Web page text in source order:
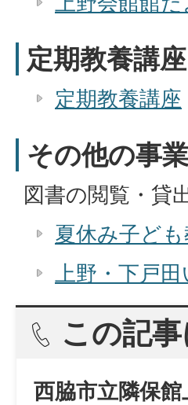
定期教養講座
定期教養講座
その他の事業
図書の閲覧・貸
夏休み子ど
上野・下戸
この記
西脇市立隣保